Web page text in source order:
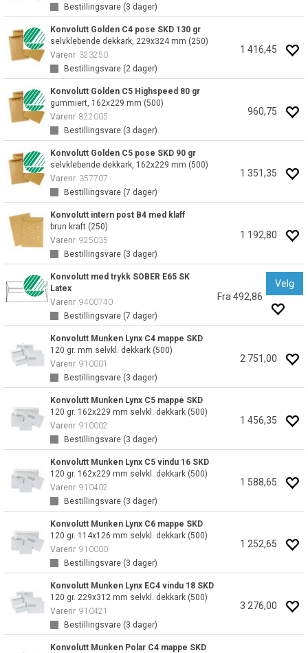
Bestillingsvare (3 dager)
Konvolutt Golden C4 pose SKD 130 gr
selvklebende dekkark, 229x324 mm (250)
Varenr 323250
Bestillingsvare (2 dager)
1 416,45
Konvolutt Golden C5 Highspeed 80 gr
gummiert, 162x229 mm (500)
Varenr 822005
Bestillingsvare (3 dager)
960,75
Konvolutt Golden C5 pose SKD 90 gr
selvklebende dekkark, 162x229 mm (500)
Varenr 357707
Bestillingsvare (7 dager)
1 351,35
Konvolutt intern post B4 med klaff
brun kraft (250)
Varenr 925035
Bestillingsvare (3 dager)
1 192,80
Konvolutt med trykk SOBER E65 SK
Latex
Varenr 9400740
Bestillingsvare (7 dager)
Fra 492,86
Velg
Konvolutt Munken Lynx C4 mappe SKD
120 gr. mm selvkl. dekkark (500)
Varenr 910001
Bestillingsvare (3 dager)
2 751,00
Konvolutt Munken Lynx C5 mappe SKD
120 gr. 162x229 mm selvkl. dekkark (500)
Varenr 910002
Bestillingsvare (3 dager)
1 456,35
Konvolutt Munken Lynx C5 vindu 16 SKD
120 gr. 162x229 mm selvkl. dekkark (500)
Varenr 910402
Bestillingsvare (3 dager)
1 588,65
Konvolutt Munken Lynx C6 mappe SKD
120 gr. 114x126 mm selvkl. dekkark (500)
Varenr 910000
Bestillingsvare (3 dager)
1 252,65
Konvolutt Munken Lynx EC4 vindu 18 SKD
120 gr. 229x312 mm selvkl. dekkark (500)
Varenr 910421
Bestillingsvare (3 dager)
3 276,00
Konvolutt Munken Polar C4 mappe SKD